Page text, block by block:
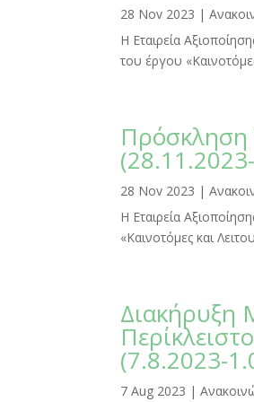
28 Nov 2023 |
Η Εταιρεία
του έργου
Πρόσκληση
28 Nov 2023 |
Η Εταιρεία
«Καινοτόμες και
Διακήρυξη
(7.8.2023-
7 Aug 2023 |